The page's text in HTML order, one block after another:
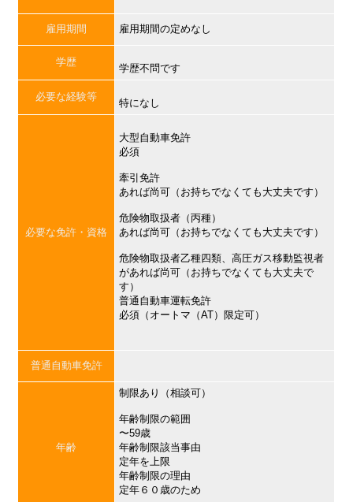
雇用期間 雇用期間の定めなし
学歴
学歴不問です
必要な経験等
特になし
必要な免許・資格
大型自動車免許
必須
牽引免許
あれば尚可（お持ちでなくても大丈夫です）
危険物取扱者（丙種）
あれば尚可（お持ちでなくても大丈夫です）
危険物取扱者乙種四類、高圧ガス移動監視者
があれば尚可（お持ちでなくても大丈夫で
す）
普通自動車運転免許
必須（オートマ（AT）限定可）
普通自動車免許
年齢
制限あり（相談可）
年齢制限の範囲
〜59歳
年齢制限該当事由
定年を上限
年齢制限の理由
定年６０歳のため